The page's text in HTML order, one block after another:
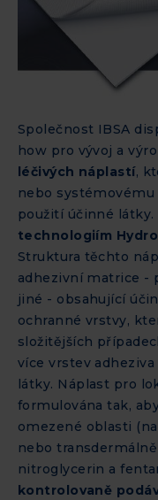
Společnost IBSA
how pro vývoj a
léčivých náplastí,
nebo
použití účinné látky.
technologiím
Struktura těchto
adhezivní matrice -
jiné - obsahující
ochranné vrstvy,
složitějších
více vrstev
látky. Náplast pro
formulována tak,
omezené oblasti
nebo
nitroglycerin a
kontrolovaně